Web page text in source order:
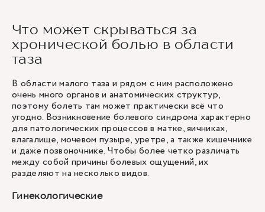
Что может скрываться за
хронической болью в области
таза
В области малого таза и рядом с ним расположено
очень много органов и анатомических структур,
поэтому болеть там может практически всё что
угодно. Возникновение болевого синдрома характерно
для патологических процессов в матке, яичниках,
влагалище, мочевом пузыре, уретре, а также кишечнике
и даже позвоночнике. Чтобы более четко различать
между собой причины болевых ощущений, их
разделяют на несколько видов.
Гинекологические